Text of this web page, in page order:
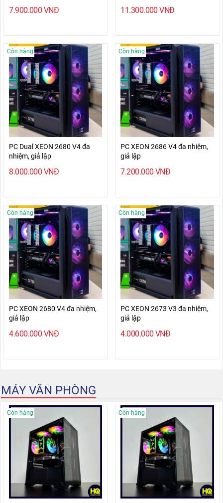
7.900.000 VNĐ 11.300.000 VNĐ
PC Dual XEON 2680 V4 đa
nhiệm, giả lập
Còn hàng
8.000.000 VNĐ
PC XEON 2686 V4 đa nhiệm,
giả lập
Còn hàng
7.200.000 VNĐ
PC XEON 2680 V4 đa nhiệm,
giả lập
Còn hàng
4.600.000 VNĐ
PC XEON 2673 V3 đa nhiệm,
giả lập
Còn hàng
4.000.000 VNĐ
MÁY VĂN PHÒNG
Còn hàng Còn hàng